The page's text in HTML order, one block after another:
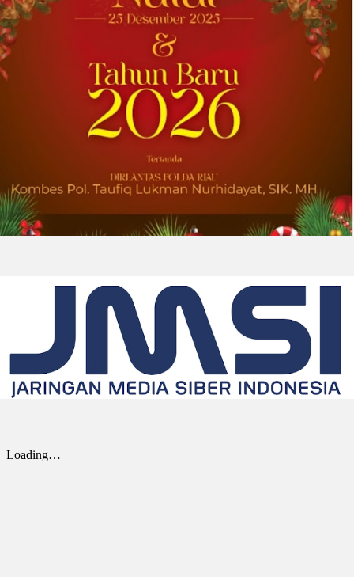
DOWNERS GROVE, Illinois, Aug. 04, 2026 ...
2026-08-01 00:27:35| Source:
Univar Solutions Mengapresiasi Mitra
Awards Tahunan
DOWNERS GROVE, Illinois, Aug. 01, 2026
(GLOBE NEWSWIRE) -- Univar Solutions LLC
(“Univar Solutions” atau “Perusahaan”),
penyedia solusi global terkemuka bagi